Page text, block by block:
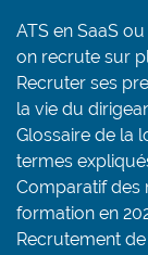
ATS en SaaS
on recrute sur
Recruter ses
la vie du
Glossaire de la
termes
Comparatif des
formation en
Recrutement